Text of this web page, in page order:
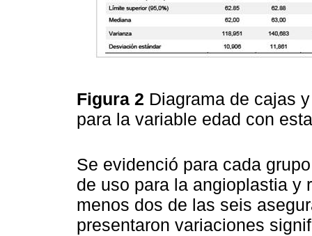
Figura 2 Diagrama de cajas
para la variable edad con
Se evidenció para cada
de uso para la angioplastia y
menos dos de las seis
presentaron variaciones